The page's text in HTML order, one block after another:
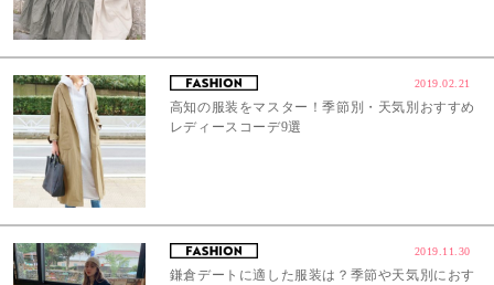
2019.02.21
高知の服装をマスター！季節別・天気別おすすめ
レディースコーデ9選
2019.11.30
鎌倉デートに適した服装は？季節や天気別におす